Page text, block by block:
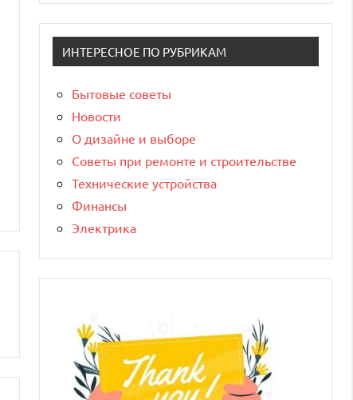
ИНТЕРЕСНОЕ ПО РУБРИКАМ
Бытовые советы
Новости
О дизайне и выборе
Советы при ремонте и строительстве
Технические устройства
Финансы
Электрика